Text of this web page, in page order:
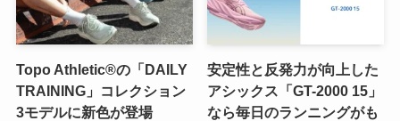
Topo Athletic®の「DAILY
TRAINING」コレクション
3モデルに新色が登場
安定性と反発力が向上した
アシックス「GT-2000 15」
なら毎日のランニングがも